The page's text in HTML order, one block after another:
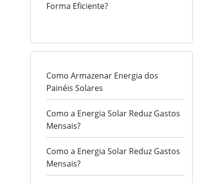
Forma Eficiente?
Como Armazenar Energia dos
Painéis Solares
Como a Energia Solar Reduz Gastos
Mensais?
Como a Energia Solar Reduz Gastos
Mensais?